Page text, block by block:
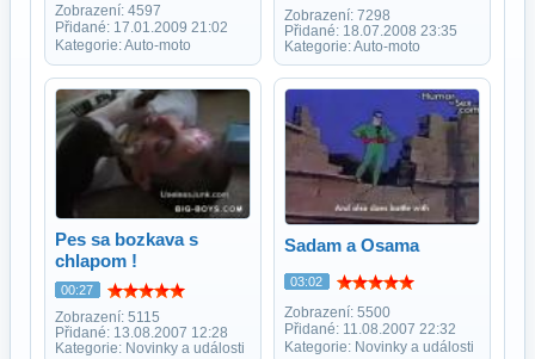
Zobrazení: 4597
Přidané: 17.01.2009 21:02
Kategorie: Auto-moto
Zobrazení: 7298
Přidané: 18.07.2008 23:35
Kategorie: Auto-moto
Pes sa bozkava s
chlapom !
00:27
Zobrazení: 5115
Přidané: 13.08.2007 12:28
Kategorie: Novinky a události
Sadam a Osama
03:02
Zobrazení: 5500
Přidané: 11.08.2007 22:32
Kategorie: Novinky a události